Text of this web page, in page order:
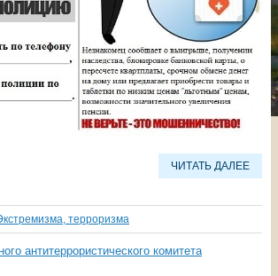
ЧИТАТЬ ДАЛЕЕ
терроризма
антитеррористического комитета